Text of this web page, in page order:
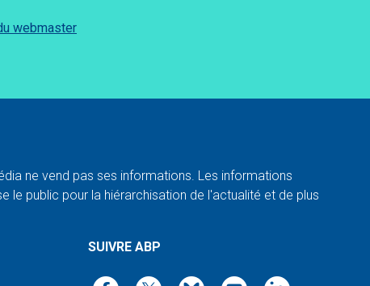
webmaster
ne vend pas ses informations. Les informations
le public pour la hiérarchisation de l'actualité et de plus
SUIVRE ABP